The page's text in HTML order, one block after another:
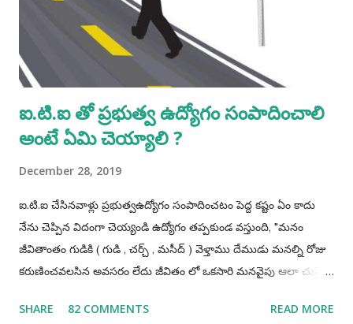
ఐ.టి.ఐ తో ప్రభుత్వ ఉద్యోగం సంపాదించాలి
అంటే ఏమి చెయ్యాలి ?
December 28, 2019
ఐ.టి.ఐ చేసినవాళ్లు ప్రభుత్వఉద్యోగం సంపాదించటం పెద్ద కష్టం ఏం కాదు
నేను చెప్పిన విదంగా చెయ్యండి ఉద్యోగం తప్పకుండ వస్తుంది, "మనం
జీవితాంతం గుడికి ( గుడి , చర్చ్ , మసీద్ ) వెళ్తాము దేముడు మనల్ని రోజు
కరుణించవలసిన అవసరం లేదు జీవితం లో ఒకసారి మనవైపు ఆలా చుస్తే
ప్రభుత్వఉద్యోగాలు రాస్తూవుండాలి ఒకసారి మనం పాస్ అయితే చాలు
SHARE 82 COMMENTS READ MORE